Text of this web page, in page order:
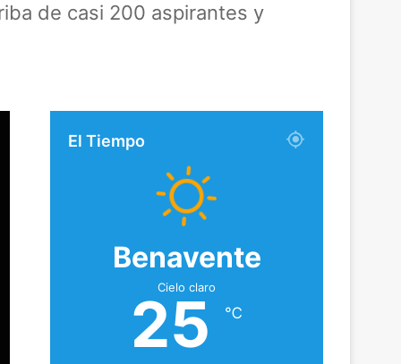
de casi 200 aspirantes y
El Tiempo
Benavente
Cielo claro
25 ℃